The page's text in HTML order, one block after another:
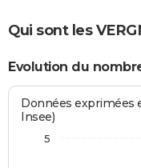
Qui sont les
Evolution du
Données exprimées
Insee)
5